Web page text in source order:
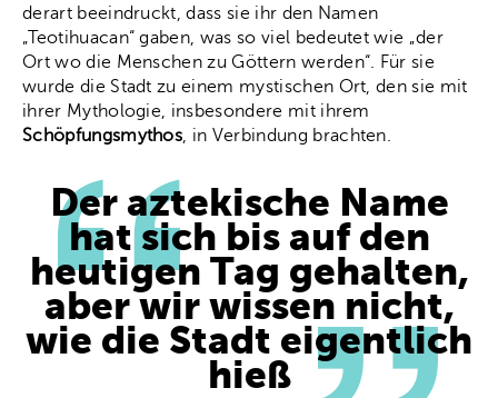
derart beeindruckt, dass sie ihr den Namen
„Teotihuacan“ gaben, was so viel bedeutet wie „der
Ort wo die Menschen zu Göttern werden“. Für sie
wurde die Stadt zu einem mystischen Ort, den sie mit
ihrer Mythologie, insbesondere mit ihrem
Schöpfungsmythos , in Verbindung brachten.
Der aztekische Name
hat sich bis auf den
heutigen Tag gehalten,
aber wir wissen nicht,
wie die Stadt eigentlich
hieß